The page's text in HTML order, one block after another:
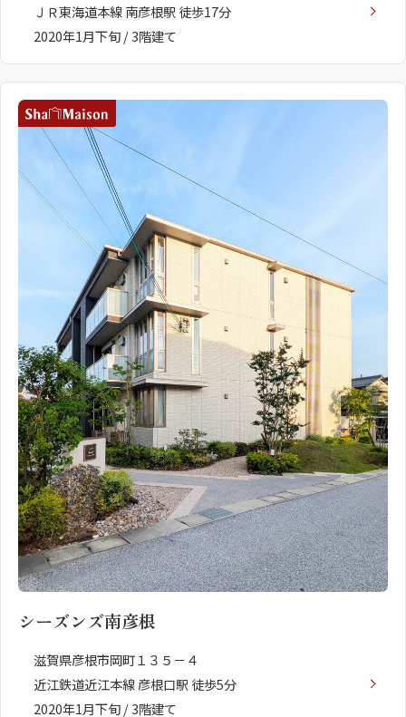
ＪＲ東海道本線 南彦根駅 徒歩17分
2020年1月下旬 / 3階建て
シーズンズ南彦根
滋賀県彦根市岡町１３５－４
近江鉄道近江本線 彦根口駅 徒歩5分
2020年1月下旬 / 3階建て